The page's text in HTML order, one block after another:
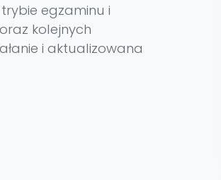
egzaminu i
kolejnych
i aktualizowana